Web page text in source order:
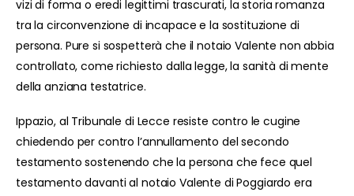
vizi di forma o eredi legittimi trascurati, la storia romanza
tra la circonvenzione di incapace e la sostituzione di
persona. Pure si sospetterà che il notaio Valente non abbia
controllato, come richiesto dalla legge, la sanità di mente
della anziana testatrice.
Ippazio, al Tribunale di Lecce resiste contro le cugine
chiedendo per contro l’annullamento del secondo
testamento sostenendo che la persona che fece quel
testamento davanti al notaio Valente di Poggiardo era